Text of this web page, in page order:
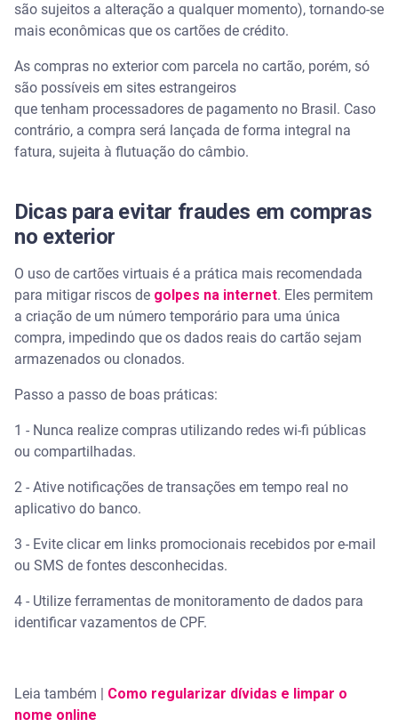
são sujeitos a alteração a qualquer momento), tornando-se
mais econômicas que os cartões de crédito.
As compras no exterior com parcela no cartão, porém, só
são possíveis em sites estrangeiros
que tenham processadores de pagamento no Brasil. Caso
contrário, a compra será lançada de forma integral na
fatura, sujeita à flutuação do câmbio.
Dicas para evitar fraudes em compras
no exterior
O uso de cartões virtuais é a prática mais recomendada
para mitigar riscos de golpes na internet. Eles permitem
a criação de um número temporário para uma única
compra, impedindo que os dados reais do cartão sejam
armazenados ou clonados.
Passo a passo de boas práticas:
1 - Nunca realize compras utilizando redes wi-fi públicas
ou compartilhadas.
2 - Ative notificações de transações em tempo real no
aplicativo do banco.
3 - Evite clicar em links promocionais recebidos por e-mail
ou SMS de fontes desconhecidas.
4 - Utilize ferramentas de monitoramento de dados para
identificar vazamentos de CPF.
Leia também |
Como regularizar dívidas e limpar o
nome online